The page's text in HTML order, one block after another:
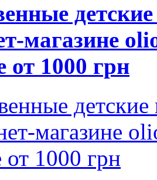
магазине
от 1000 грн